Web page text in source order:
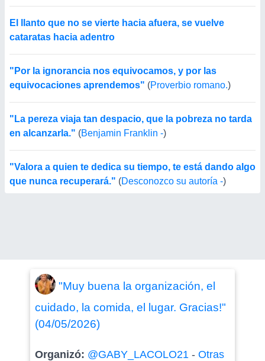
El llanto que no se vierte hacia afuera, se vuelve
cataratas hacia adentro
"Por la ignorancia nos equivocamos, y por las
equivocaciones aprendemos" (Proverbio romano.)
"La pereza viaja tan despacio, que la pobreza no tarda
en alcanzarla." (Benjamin Franklin -)
"Valora a quien te dedica su tiempo, te está dando algo
que nunca recuperará." (Desconozco su autoría -)
"Muy buena la organización, el
cuidado, la comida, el lugar. Gracias!"
(04/05/2026)
Organizó: @GABY_LACOLO21- Otras